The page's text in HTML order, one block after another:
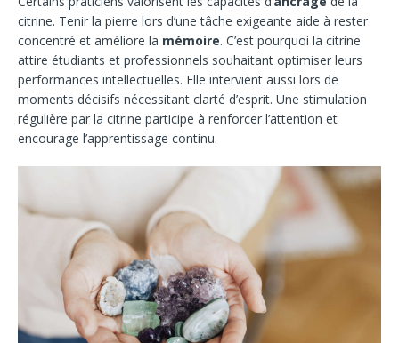
citrine. Tenir la pierre lors d’une tâche exigeante aide à rester
concentré et améliore la mémoire. C’est pourquoi la citrine
attire étudiants et professionnels souhaitant optimiser leurs
performances intellectuelles. Elle intervient aussi lors de
moments décisifs nécessitant clarté d’esprit. Une stimulation
régulière par la citrine participe à renforcer l’attention et
encourage l’apprentissage continu.